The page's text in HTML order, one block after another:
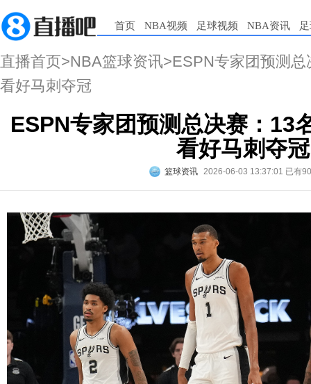
首页 NBA视频 足球视频 NBA资讯
直播首页>NBA篮球资讯>ESPN专家团预测
看好马刺夺冠
ESPN专家团预测总决赛：13
看好马刺夺冠
篮球资讯 2026-06-03 13:37:01 已有